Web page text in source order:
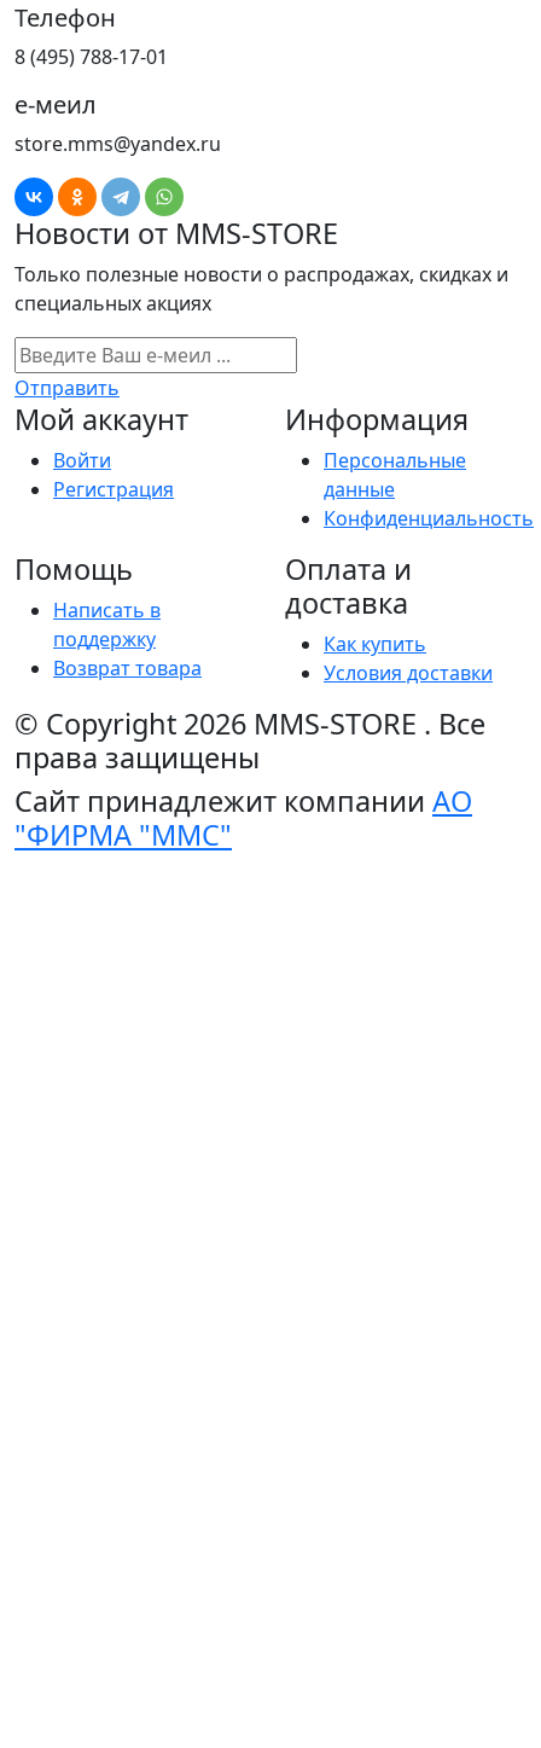
Телефон
8 (495) 788-17-01
е-меил
store.mms@yandex.ru
Новости от MMS-STORE
Только полезные новости о распродажах, скидках и
специальных акциях
Отправить
Мой аккаунт
Войти
Регистрация
Информация
Персональные
данные
Конфиденциальность
Помощь
Написать в
поддержку
Возврат товара
Оплата и
доставка
Как купить
Условия доставки
© Copyright 2026 MMS-STORE . Все
права защищены
Сайт принадлежит компании АО
"ФИРМА "ММС"